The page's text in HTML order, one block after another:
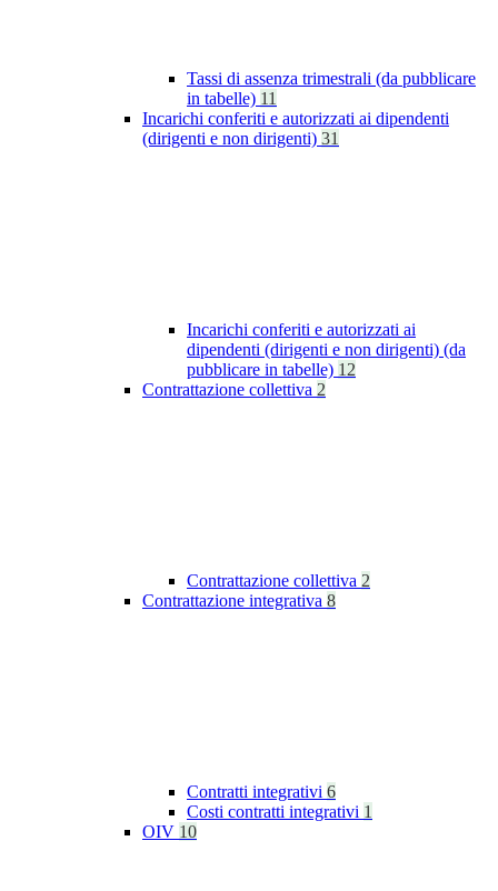
Tassi di assenza trimestrali (da pubblicare
in tabelle) 11
Incarichi conferiti e autorizzati ai dipendenti
(dirigenti e non dirigenti) 31
Incarichi conferiti e autorizzati ai
dipendenti (dirigenti e non dirigenti) (da
pubblicare in tabelle) 12
Contrattazione collettiva 2
Contrattazione collettiva 2
Contrattazione integrativa 8
Contratti integrativi 6
Costi contratti integrativi 1
OIV 10